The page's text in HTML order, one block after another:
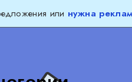
или нужна